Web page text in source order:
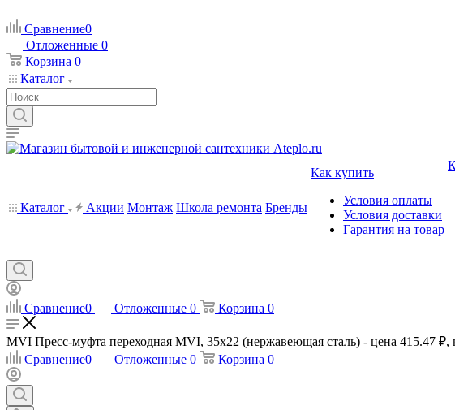
Сравнение0
Отложенные 0
Корзина 0
Каталог
Каталог Акции Монтаж Школа ремонта Бренды
Как купить
Условия оплаты
Условия доставки
Гарантия на товар
Сравнение0 Отложенные 0 Корзина 0
MVI Пресс-муфта переходная MVI, 35х22 (нержавеющая сталь) - цена 415.47 ₽,
Сравнение0 Отложенные 0 Корзина 0